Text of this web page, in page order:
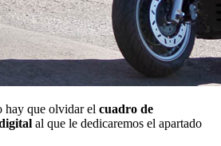
hay que olvidar el cuadro de
al que le dedicaremos el apartado